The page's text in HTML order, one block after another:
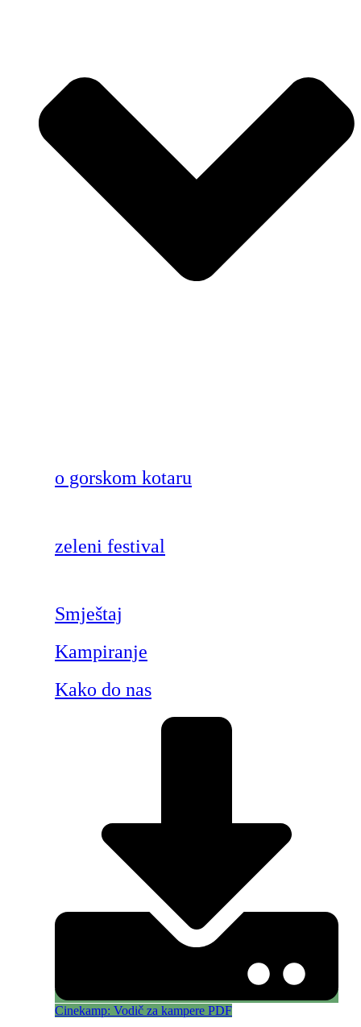
o gorskom kotaru
zeleni festival
Smještaj
Kampiranje
Kako do nas
Cinekamp: Vodič za kampere PDF